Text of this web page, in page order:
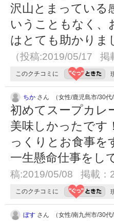
沢山とまっている
いうこともなく、
はとても助かりま
（投稿:2019/05/17 掲
このクチコミに
ちか さん （女性/鹿児島市/30代/
初めてスープカレ
美味しかったです
っくりとお食事を
一生懸命仕事をし
稿:2019/05/08 掲載：
このクチコミに
ぼす さん （女性/南九州市/30代/